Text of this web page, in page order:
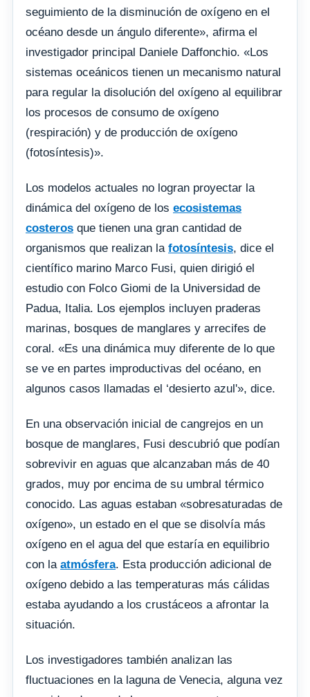
seguimiento de la disminución de oxígeno en el
océano desde un ángulo diferente», afirma el
investigador principal Daniele Daffonchio. «Los
sistemas oceánicos tienen un mecanismo natural
para regular la disolución del oxígeno al equilibrar
los procesos de consumo de oxígeno
(respiración) y de producción de oxígeno
(fotosíntesis)».
Los modelos actuales no logran proyectar la
dinámica del oxígeno de los ecosistemas
costeros que tienen una gran cantidad de
organismos que realizan la fotosíntesis, dice el
científico marino Marco Fusi, quien dirigió el
estudio con Folco Giomi de la Universidad de
Padua, Italia. Los ejemplos incluyen praderas
marinas, bosques de manglares y arrecifes de
coral. «Es una dinámica muy diferente de lo que
se ve en partes improductivas del océano, en
algunos casos llamadas el ‘desierto azul'», dice.
En una observación inicial de cangrejos en un
bosque de manglares, Fusi descubrió que podían
sobrevivir en aguas que alcanzaban más de 40
grados, muy por encima de su umbral térmico
conocido. Las aguas estaban «sobresaturadas de
oxígeno», un estado en el que se disolvía más
oxígeno en el agua del que estaría en equilibrio
con la atmósfera. Esta producción adicional de
oxígeno debido a las temperaturas más cálidas
estaba ayudando a los crustáceos a afrontar la
situación.
Los investigadores también analizan las
fluctuaciones en la laguna de Venecia, alguna vez